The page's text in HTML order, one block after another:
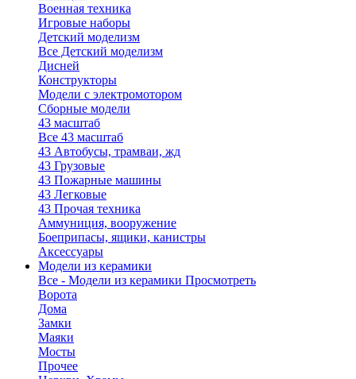
Военная техника
Игровые наборы
Детский моделизм
Все Детский моделизм
Дисней
Конструкторы
Модели с электромотором
Сборные модели
43 масштаб
Все 43 масштаб
43 Автобусы, трамваи, жд
43 Грузовые
43 Пожарные машины
43 Легковые
43 Прочая техника
Аммуниция, вооружение
Боеприпасы, ящики, канистры
Аксессуары
Модели из керамики
Все - Модели из керамики Просмотреть
Ворота
Дома
Замки
Маяки
Мосты
Прочее